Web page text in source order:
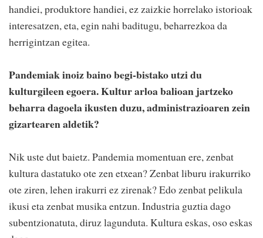
handiei, produktore handiei, ez zaizkie horrelako istorioak
interesatzen, eta, egin nahi baditugu, beharrezkoa da
herrigintzan egitea.
Pandemiak inoiz baino begi-bistako utzi du
kulturgileen egoera. Kultur arloa balioan jartzeko
beharra dagoela ikusten duzu, administrazioaren zein
gizartearen aldetik?
Nik uste dut baietz. Pandemia momentuan ere, zenbat
kultura dastatuko ote zen etxean? Zenbat liburu irakurriko
ote ziren, lehen irakurri ez zirenak? Edo zenbat pelikula
ikusi eta zenbat musika entzun. Industria guztia dago
subentzionatuta, diruz lagunduta. Kultura eskas, oso eskas